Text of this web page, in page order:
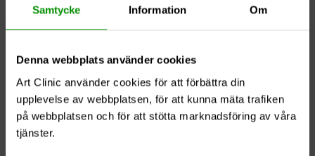
Samtycke Information Om
Denna webbplats använder cookies
Art Clinic använder cookies för att förbättra din
upplevelse av webbplatsen, för att kunna mäta trafiken
på webbplatsen och för att stötta marknadsföring av våra
tjänster.
Bukplastik & Fettsugning 31